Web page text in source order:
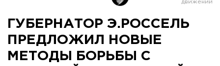
ГУБЕРНАТОР Э.РОССЕЛЬ
ПРЕДЛОЖИЛ НОВЫЕ
МЕТОДЫ БОРЬБЫ С